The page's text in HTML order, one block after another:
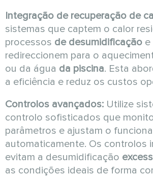
Integração de recuperação de
sistemas que captem o calor
processos de desumidificação e
redireccionem para o
ou da água da piscina. Esta
a eficiência e reduz os custos
Controlos avançados: Utilize
controlo sofisticados que
parâmetros e ajustam o
automaticamente. Os controlos
evitam a desumidificação
as condições ideais de forma